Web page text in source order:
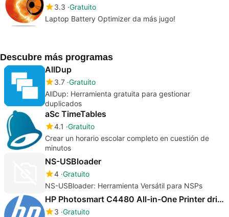
3.3 Gratuito
Laptop Battery Optimizer da más jugo!
Descubre más programas
AllDup
3.7 Gratuito
AllDup: Herramienta gratuita para gestionar
duplicados
aSc TimeTables
4.1 Gratuito
Crear un horario escolar completo en cuestión de
minutos
NS-USBloader
4 Gratuito
NS-USBloader: Herramienta Versátil para NSPs
HP Photosmart C4480 All-in-One Printer drivers
3 Gratuito